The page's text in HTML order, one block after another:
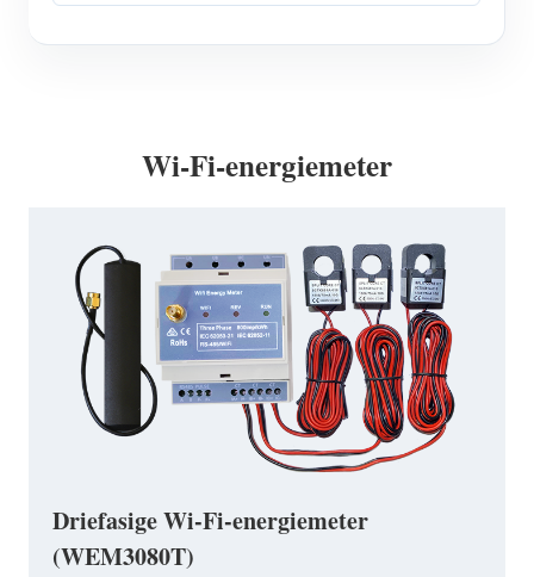
Wi-Fi-energiemeter
Driefasige Wi-Fi-energiemeter
(WEM3080T)